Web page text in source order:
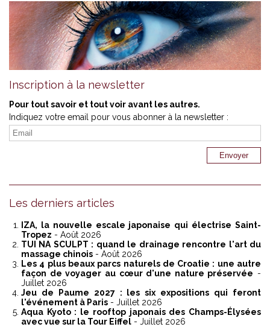
Inscription à la newsletter
Pour tout savoir et tout voir avant les autres.
Indiquez votre email pour vous abonner à la newsletter :
Les derniers articles
IZA, la nouvelle escale japonaise qui électrise Saint-
Tropez - Août 2026
TUI NA SCULPT : quand le drainage rencontre l'art du
massage chinois - Août 2026
Les 4 plus beaux parcs naturels de Croatie : une autre
façon de voyager au cœur d'une nature préservée -
Juillet 2026
Jeu de Paume 2027 : les six expositions qui feront
l'événement à Paris - Juillet 2026
Aqua Kyoto : le rooftop japonais des Champs-Élysées
avec vue sur la Tour Eiffel - Juillet 2026